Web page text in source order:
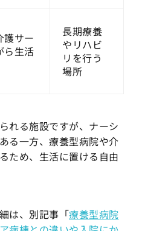
護サー
ら生活
長期療養
やリハビ
リを行う
場所
れる施設ですが、ナーシ
る一方、療養型病院や介
ため、生活に置ける自由
は、別記事「療養型病院